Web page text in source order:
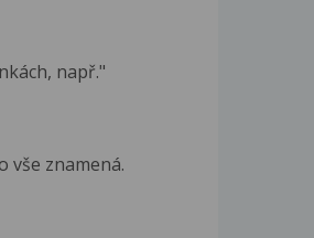
např."
vše znamená.